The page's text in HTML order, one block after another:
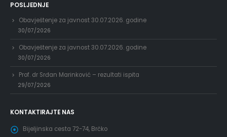
POSLJEDNJE
Obavještenje za javnost 30.07.2026. godine
30/07/2026
Obavještenje za javnost 30.07.2026. godine
30/07/2026
Prof. dr Srđan Marinković – rezultati ispita
29/07/2026
KONTAKTIRAJTE NAS
Bijeljinska cesta 72-74, Brčko